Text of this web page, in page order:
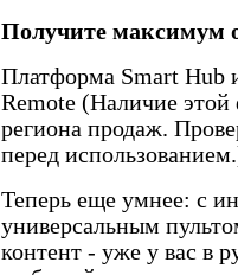
Получите максимум
Платформа Smart Hub
Remote (Наличие
региона продаж.
перед
Теперь еще умнее: с
универсальным
контент - уже у вас в